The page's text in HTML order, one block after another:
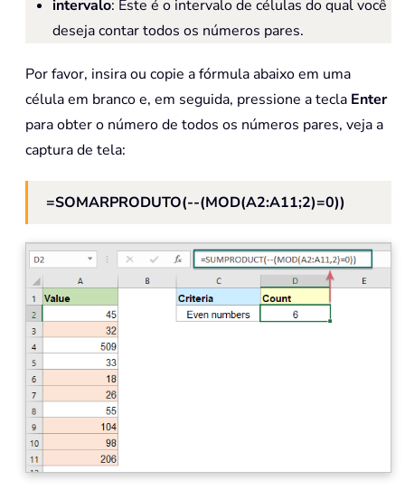
intervalo: Este é o intervalo de células do qual você
deseja contar todos os números pares.
Por favor, insira ou copie a fórmula abaixo em uma
célula em branco e, em seguida, pressione a tecla Enter
para obter o número de todos os números pares, veja a
captura de tela:
=SOMARPRODUTO(--(MOD(A2:A11;2)=0))